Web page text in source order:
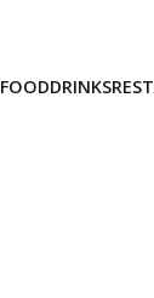
FOODDRINKS